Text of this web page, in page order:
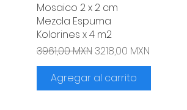
Vista rápida
Mosaico 2 x 2 cm
Mezcla Espuma
Kolorines x 4 m2
Precio
3961,00 MXNPrecio de oferta
3218,00 MXN
Agregar al carrito